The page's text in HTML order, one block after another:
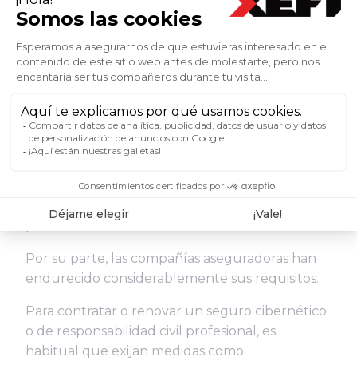
ciberseguridad afecta a las relaciones con
bancos, aseguradoras e inversores.
Las entidades financieras integran actualmente
solvencia.
Una empresa con sistemas obsoletos o
enfrentarse a condiciones de financiación
menos favorables o incluso a la denegación de
Por su parte, las compañías aseguradoras han
endurecido considerablemente sus requisitos.
Para contratar o renovar un seguro cibernético
o de responsabilidad civil profesional, es
habitual que exijan medidas como: